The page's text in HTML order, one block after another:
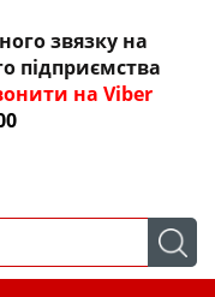
звязку на
підприємства
на Viber